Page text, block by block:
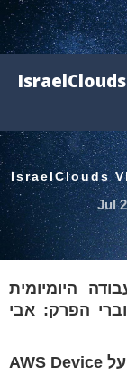
IsraelClouds
Jul
היומיומית
הפרק: אבי
, דיברנו עם אריאל ואבי על AWS Device